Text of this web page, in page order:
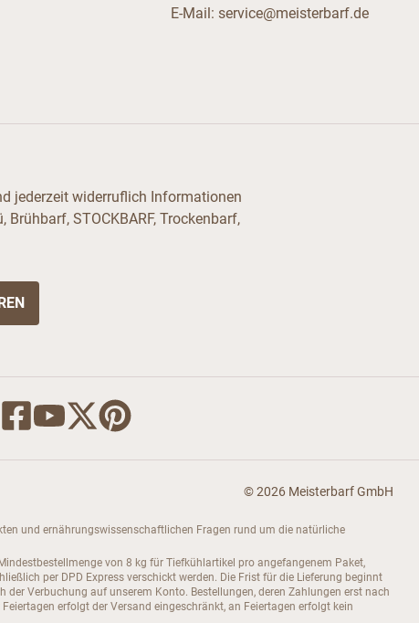
E-Mail: service@meisterbarf.de
jederzeit widerruflich Informationen
STOCKBARF, Trockenbarf,
© 2026 Meisterbarf GmbH
und ernährungswissenschaftlichen Fragen rund um die natürliche
von 8 kg für Tiefkühlartikel pro angefangenem Paket,
per DPD Express verschickt werden. Die Frist für die Lieferung beginnt
Verbuchung auf unserem Konto. Bestellungen, deren Zahlungen erst nach
erfolgt der Versand eingeschränkt, an Feiertagen erfolgt kein